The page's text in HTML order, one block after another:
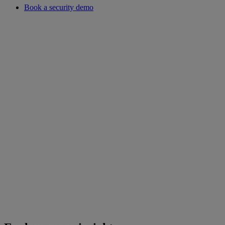
Book a security demo